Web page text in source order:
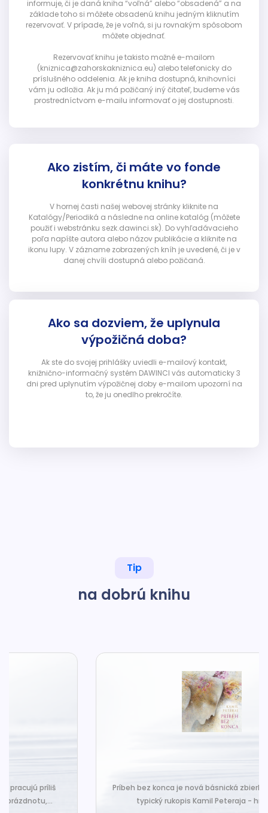
informuje, či je daná kniha “voľná” alebo “obsadená” a na
základe toho si môžete obsadenú knihu jedným kliknutím
rezervovať. V prípade, že je voľná, si ju rovnakým spôsobom
môžete objednať.
Rezervovať knihu je takisto možné e-mailom
(kniznica@zahorskakniznica.eu) alebo telefonicky do
príslušného oddelenia. Ak je kniha dostupná, knihovníci
vám ju odložia. Ak ju má požičaný iný čitateľ, budeme vás
prostredníctvom e-mailu informovať o jej dostupnosti.
Ako zistím, či máte vo fonde
konkrétnu knihu?
V hornej časti našej webovej stránky kliknite na
Katalógy/Periodiká a následne na online katalóg (môžete
použiť i webstránku sezk.dawinci.sk). Do vyhľadávacieho
poľa napíšte autora alebo názov publikácie a kliknite na
ikonu lupy. V zázname zobrazených kníh je uvedené, či je v
danej chvíli dostupná alebo požičaná.
Ako sa dozviem, že uplynula
výpožičná doba?
Ak ste do svojej prihlášky uviedli e-mailový kontakt,
knižnično-informačný systém DAWINCI vás automaticky 3
dni pred uplynutím výpožičnej doby e-mailom upozorní na
to, že ju onedlho prekročíte.
Tip
na dobrú knihu
Príbeh bez konca je nová básnická zbierka, ktorá nesie
typický rukopis Kamil Peteraja - hravosť...